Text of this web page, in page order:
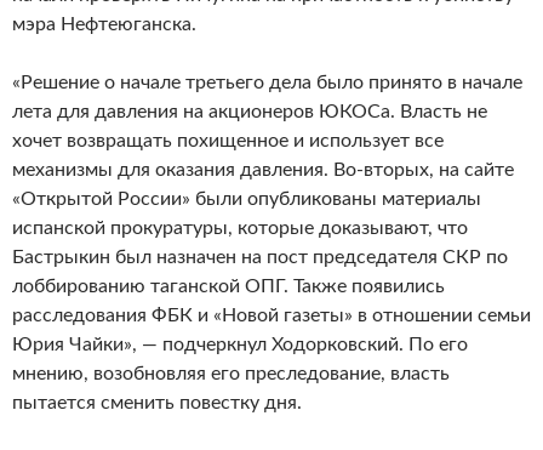
мэра Нефтеюганска.
«Решение о начале третьего дела было принято в начале
лета для давления на акционеров ЮКОСа. Власть не
хочет возвращать похищенное и использует все
механизмы для оказания давления. Во-вторых, на сайте
«Открытой России» были опубликованы материалы
испанской прокуратуры, которые доказывают, что
Бастрыкин был назначен на пост председателя СКР по
лоббированию таганской ОПГ. Также появились
расследования ФБК и «Новой газеты» в отношении семьи
Юрия Чайки», — подчеркнул Ходорковский. По его
мнению, возобновляя его преследование, власть
пытается сменить повестку дня.